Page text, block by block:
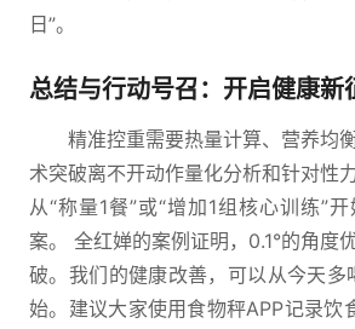
日”。
总结与行动号召：开启健康新
精准控重需要热量计算、营养均
术突破离不开动作量化分析和针对性
从“称量1餐”或“增加1组核心训练”
案。 全红婵的案例证明，0.1°的角度
破。我们的健康改善，可以从今天多
始。建议大家使用食物秤APP记录饮